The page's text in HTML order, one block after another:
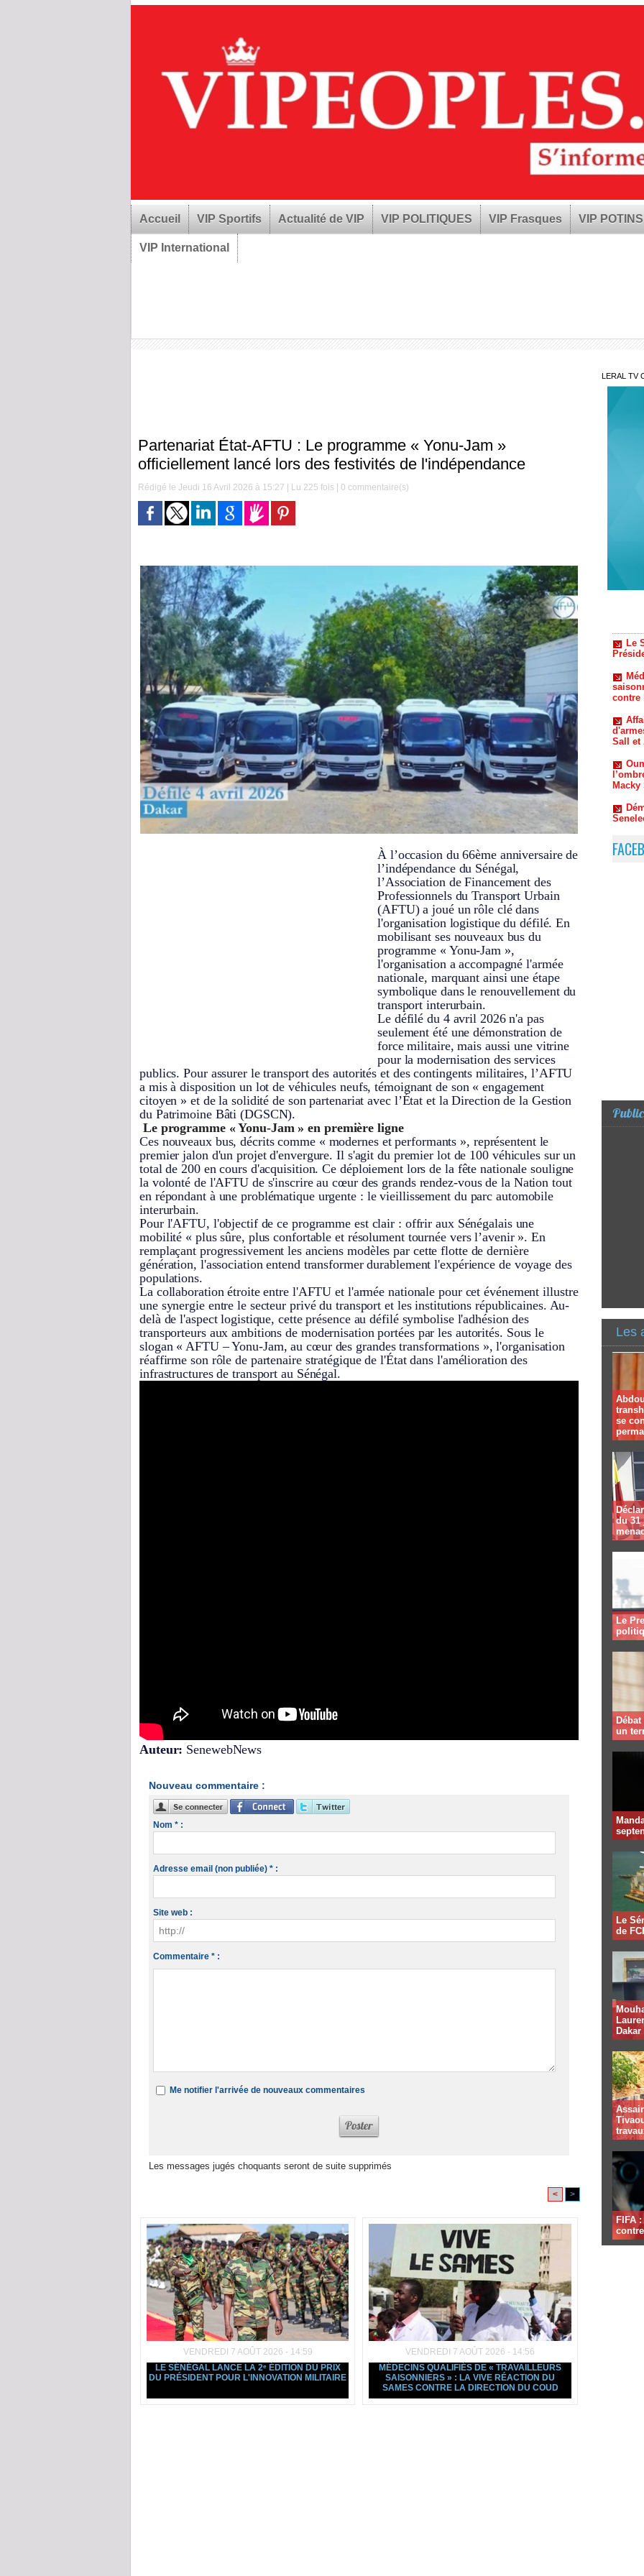
Accueil VIP Sportifs Actualité de VIP VIP POLITIQUES VIP Frasques VIP POTINS
VIP International
Partenariat État-AFTU : Le programme « Yonu-Jam »
officiellement lancé lors des festivités de l'indépendance
Rédigé le Jeudi 16 Avril 2026 à 15:27 | Lu 225 fois | 0 commentaire(s)
À l’occasion du 66ème anniversaire de
l’indépendance du Sénégal,
l’Association de Financement des
Professionnels du Transport Urbain
(AFTU) a joué un rôle clé dans
l'organisation logistique du défilé. En
mobilisant ses nouveaux bus du
programme « Yonu-Jam »,
l'organisation a accompagné l'armée
nationale, marquant ainsi une étape
symbolique dans le renouvellement du
transport interurbain.
Le défilé du 4 avril 2026 n'a pas
seulement été une démonstration de
force militaire, mais aussi une vitrine
pour la modernisation des services
publics. Pour assurer le transport des autorités et des contingents militaires, l’AFTU
a mis à disposition un lot de véhicules neufs, témoignant de son « engagement
citoyen » et de la solidité de son partenariat avec l’État et la Direction de la Gestion
du Patrimoine Bâti (DGSCN).
Le programme « Yonu-Jam » en première ligne
Ces nouveaux bus, décrits comme « modernes et performants », représentent le
premier jalon d'un projet d'envergure. Il s'agit du premier lot de 100 véhicules sur un
total de 200 en cours d'acquisition. Ce déploiement lors de la fête nationale souligne
la volonté de l'AFTU de s'inscrire au cœur des grands rendez-vous de la Nation tout
en répondant à une problématique urgente : le vieillissement du parc automobile
interurbain.
Pour l'AFTU, l'objectif de ce programme est clair : offrir aux Sénégalais une
mobilité « plus sûre, plus confortable et résolument tournée vers l’avenir ». En
remplaçant progressivement les anciens modèles par cette flotte de dernière
génération, l'association entend transformer durablement l'expérience de voyage des
populations.
La collaboration étroite entre l'AFTU et l'armée nationale pour cet événement illustre
une synergie entre le secteur privé du transport et les institutions républicaines. Au-
delà de l'aspect logistique, cette présence au défilé symbolise l'adhésion des
transporteurs aux ambitions de modernisation portées par les autorités. Sous le
slogan « AFTU – Yonu-Jam, au cœur des grandes transformations », l'organisation
réaffirme son rôle de partenaire stratégique de l'État dans l'amélioration des
infrastructures de transport au Sénégal.
Auteur: SenewebNews
Nouveau commentaire :
Nom * :
Adresse email (non publiée) * :
Site web :
Commentaire * :
Me notifier l'arrivée de nouveaux commentaires
Les messages jugés choquants seront de suite supprimés
< >
VENDREDI 7 AOÛT 2026 - 14:59
LE SÉNÉGAL LANCE LA 2ᵉ ÉDITION DU PRIX
DU PRÉSIDENT POUR L'INNOVATION MILITAIRE
VENDREDI 7 AOÛT 2026 - 14:56
MÉDECINS QUALIFIÉS DE « TRAVAILLEURS
SAISONNIERS » : LA VIVE RÉACTION DU
SAMES CONTRE LA DIRECTION DU COUD
LERAL TV
contre
Sall et
Macky
Les
se
du 31
Le
un
Le
de
Dakar
FIFA